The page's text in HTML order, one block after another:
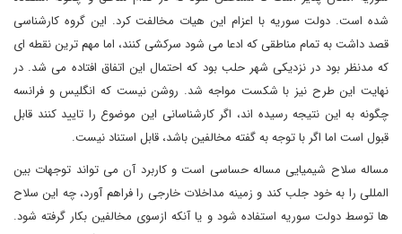
شده است. دولت سوریه با اعزام این هیات مخالفت کرد. این گروه کارشناسی
قصد داشت به تمام مناطقی که ادعا می شود سرکشی کنند، اما مهم ترین نقطه ای
که مدنظر بود در نزدیکی شهر حلب بود که احتمال این اتفاق افتاده می شد. در
نهایت این طرح نیز با شکست مواجه شد. روشن نیست که انگلیس و فرانسه
چگونه به این نتیجه رسیده اند، اگر کارشناسانی این موضوع را تایید کنند قابل
قبول است اما اگر با توجه به گفته مخالفین باشد، قابل استناد نیست.
مساله سلاح شیمیایی مساله حساسی است و کاربرد آن می تواند توجهات بین
المللی را به خود جلب کند و زمینه مداخلات خارجی را فراهم آورد، چه این سلاح
ها توسط دولت سوریه استفاده شود و یا آنکه ازسوی مخالفین بکار گرفته شود.